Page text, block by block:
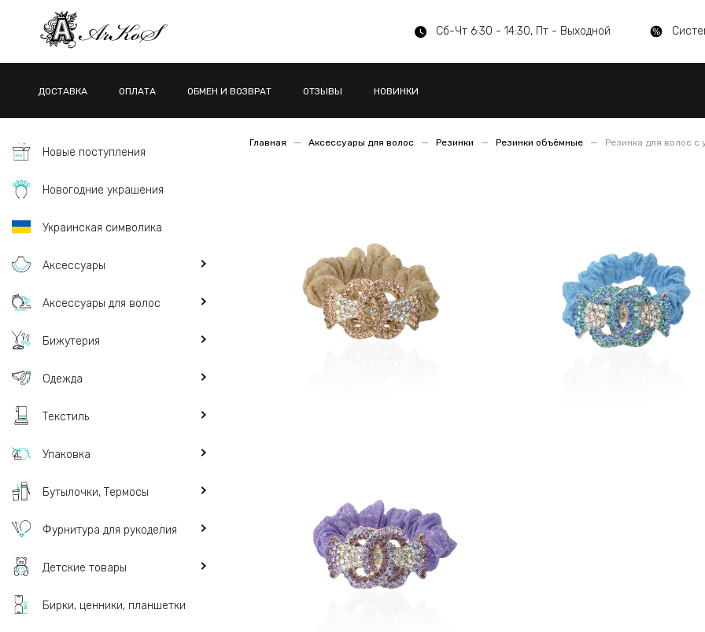
Сб-Чт 6:30 - 14:30, Пт - Выходной
ДОСТАВКА ОПЛАТА ОБМЕН И ВОЗВРАТ ОТЗЫВЫ НОВИНКИ
Новые поступления
Новогодние украшения
Украинская символика
Аксессуары
Аксессуары для волос
Бижутерия
Одежда
Текстиль
Упаковка
Бутылочки, Термосы
Фурнитура для рукоделия
Детские товары
Бирки, ценники, планшетки
Главная Аксессуары для волос Резинки Резинки объёмные Резинка для волос